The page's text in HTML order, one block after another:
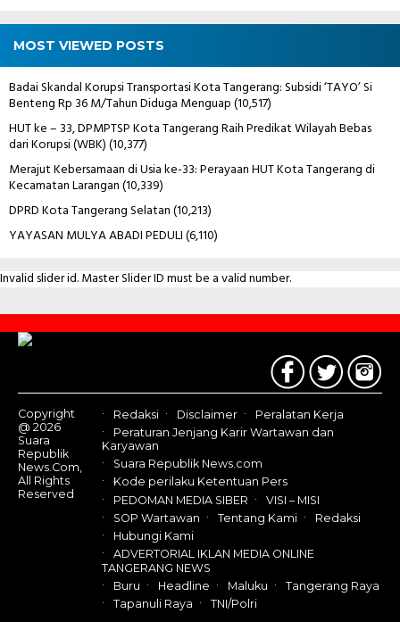
MOST VIEWED POSTS
Badai Skandal Korupsi Transportasi Kota Tangerang: Subsidi ‘TAYO’ Si
Benteng Rp 36 M/Tahun Diduga Menguap(10,517)
HUT ke – 33, DPMPTSP Kota Tangerang Raih Predikat Wilayah Bebas
dari Korupsi (WBK)(10,377)
Merajut Kebersamaan di Usia ke-33: Perayaan HUT Kota Tangerang di
Kecamatan Larangan(10,339)
DPRD Kota Tangerang Selatan(10,213)
YAYASAN MULYA ABADI PEDULI(6,110)
Invalid slider id. Master Slider ID must be a valid number.
Contact
Us
Copyright
@ 2026
Suara
Republik
News.Com,
All Rights
Reserved
Redaksi Disclaimer
Peralatan Kerja
Peraturan Jenjang Karir Wartawan dan
Karyawan
Suara Republik News.com
Kode perilaku Ketentuan Pers
PEDOMAN MEDIA SIBER
VISI – MISI
SOP Wartawan
Tentang Kami
Redaksi
Hubungi Kami
ADVERTORIAL IKLAN MEDIA ONLINE
TANGERANG NEWS
Buru
Headline Maluku
Tangerang Raya
Tapanuli Raya
TNI/Polri